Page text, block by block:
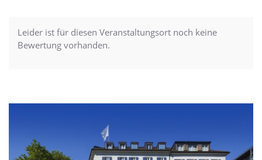
Leider ist für diesen Veranstaltungsort noch keine
Bewertung vorhanden.